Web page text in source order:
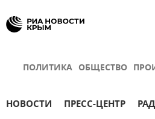
ПОЛИТИКА ОБЩЕСТВО
НОВОСТИ ПРЕСС-ЦЕНТР